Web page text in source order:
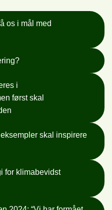
os i mål med
i
først skal
skal inspirere
for klimabevidst